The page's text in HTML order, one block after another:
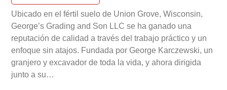
Ubicado en el fértil suelo de Union Grove, Wisconsin,
George’s Grading and Son LLC se ha ganado una
reputación de calidad a través del trabajo práctico y un
enfoque sin atajos. Fundada por George Karczewski, un
granjero y excavador de toda la vida, y ahora dirigida
junto a su…